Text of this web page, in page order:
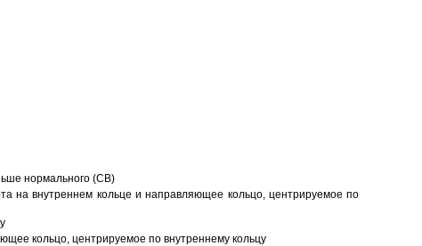
нормального (CB)
на внутреннем кольце и направляющее кольцо, центрируемое по
кольцо, центрируемое по внутреннему кольцу